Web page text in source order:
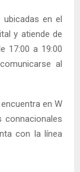
en el
y atiende de
17:00 a 19:00
al
en W
connacionales
con la línea